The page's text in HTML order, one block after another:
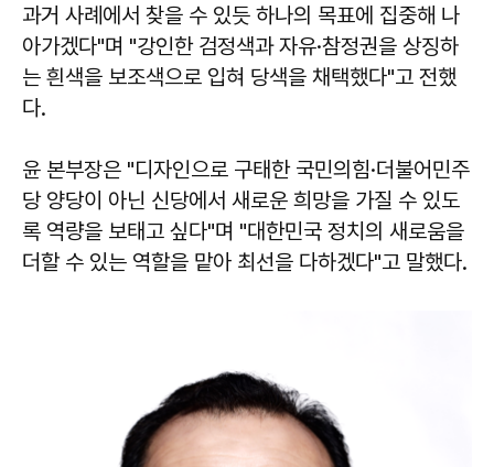
과거 사례에서 찾을 수 있듯 하나의 목표에 집중해 나
아가겠다"며 "강인한 검정색과 자유·참정권을 상징하
는 흰색을 보조색으로 입혀 당색을 채택했다"고 전했
다.
윤 본부장은 "디자인으로 구태한 국민의힘·더불어민주
당 양당이 아닌 신당에서 새로운 희망을 가질 수 있도
록 역량을 보태고 싶다"며 "대한민국 정치의 새로움을
더할 수 있는 역할을 맡아 최선을 다하겠다"고 말했다.